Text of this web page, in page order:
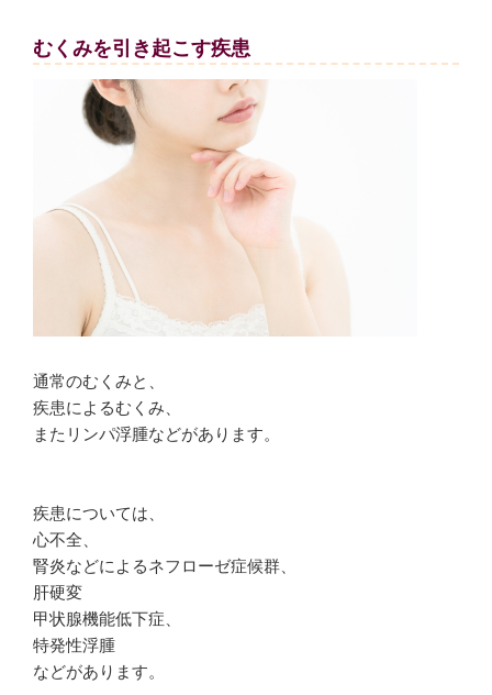
むくみを引き起こす疾患
通常のむくみと、
疾患によるむくみ、
またリンパ浮腫などがあります。
疾患については、
心不全、
腎炎などによるネフローゼ症候群、
肝硬変
甲状腺機能低下症、
特発性浮腫
などがあります。